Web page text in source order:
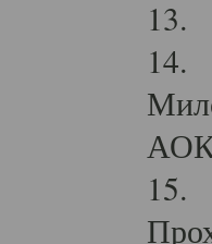
13.
14.
15.